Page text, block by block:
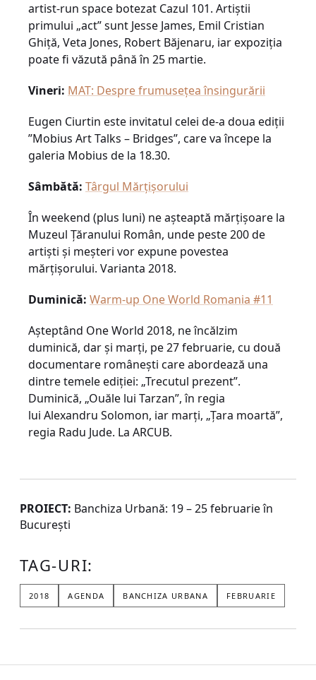
artist-run space botezat Cazul 101. Artiștii
primului „act” sunt Jesse James, Emil Cristian
Ghiță, Veta Jones, Robert Băjenaru, iar expoziția
poate fi văzută până în 25 martie.
Vineri: MAT: Despre frumusețea însingurării
Eugen Ciurtin este invitatul celei de-a doua ediții
”Mobius Art Talks – Bridges”, care va începe la
galeria Mobius de la 18.30.
Sâmbătă: Târgul Mărțișorului
În weekend (plus luni) ne așteaptă mărțișoare la
Muzeul Țăranului Român, unde peste 200 de
artiști și meșteri vor expune povestea
mărțișorului. Varianta 2018.
Duminică: Warm-up One World Romania #11
Așteptând One World 2018, ne încălzim
duminică, dar și marți, pe 27 februarie, cu două
documentare românești care abordează una
dintre temele ediției: „Trecutul prezent”.
Duminică, „Ouăle lui Tarzan”, în regia
lui Alexandru Solomon, iar marți, „Țara moartă”,
regia Radu Jude. La ARCUB.
PROIECT: Banchiza Urbană: 19 – 25 februarie în
București
TAG-URI:
2018 AGENDA BANCHIZA URBANA FEBRUARIE